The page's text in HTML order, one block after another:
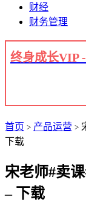
财经
财务管理
终身成长VIP
首页 > 产品运营 >
下载
宋老师#卖
– 下载